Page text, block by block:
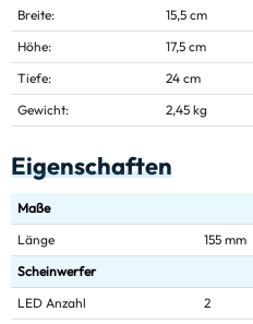
Breite:
15,5 cm
Höhe:
17,5 cm
Tiefe:
24 cm
Gewicht:
2,45 kg
Eigenschaften
Maße
Länge
155 mm
Scheinwerfer
LED Anzahl
2